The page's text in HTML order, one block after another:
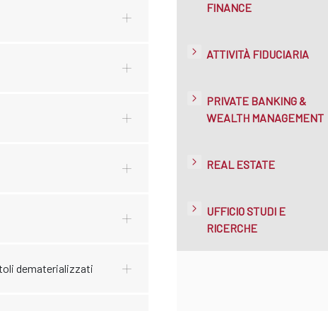
dematerializzati
FINANCE
ATTIVITÀ FIDUCIARIA
PRIVATE BANKING &
WEALTH MANAGEMENT
REAL ESTATE
UFFICIO STUDI E
RICERCHE